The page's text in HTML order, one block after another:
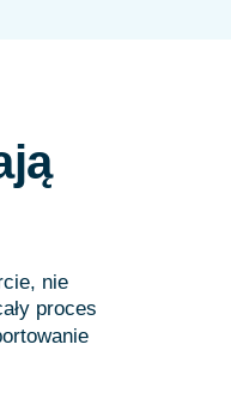
nie
proces